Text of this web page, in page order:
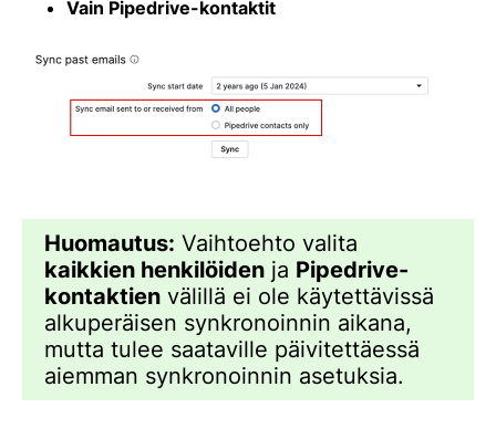
Vain Pipedrive-kontaktit
Huomautus: Vaihtoehto valita
kaikkien henkilöiden ja Pipedrive-
kontaktien välillä ei ole käytettävissä
alkuperäisen synkronoinnin aikana,
mutta tulee saataville päivitettäessä
aiemman synkronoinnin asetuksia.